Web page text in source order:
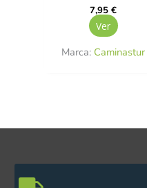
7,95€
Ver
Marca: Caminastur